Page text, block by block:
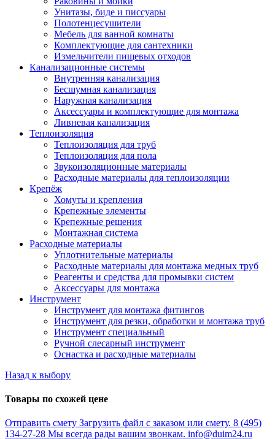
Унитазы, биде и писсуары
Полотенцесушители
Мебель для ванной комнаты
Комплектующие для сантехники
Измельчители пищевых отходов
Канализационные системы
Внутренняя канализация
Бесшумная канализация
Наружная канализация
Аксессуары и комплектующие для монтажа
Ливневая канализация
Теплоизоляция
Теплоизоляция для труб
Теплоизоляция для пола
Звукоизоляционные материалы
Расходные материалы для теплоизоляции
Крепёж
Хомуты и крепления
Крепежные элементы
Крепежные решения
Монтажная система
Расходные материалы
Уплотнительные материалы
Расходные материалы для монтажа медных труб
Реагенты и средства для промывки систем
Аксессуары для монтажа
Инструмент
Инструмент для монтажа фитингов
Инструмент для резки, обработки и монтажа труб
Инструмент специальный
Ручной слесарный инструмент
Оснастка и расходные материалы
Назад к выбору
Товары по схожей цене
Отправить смету Загрузить файл с заказом или смету. 8 (495)
134-27-28 Мы всегда рады вашим звонкам. info@duim24.ru